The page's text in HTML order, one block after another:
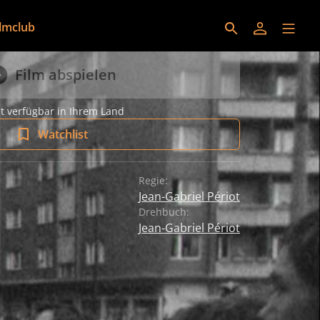
Film abspielen
verfügbar in Ihrem Land
Watchlist
Regie:
Jean-Gabriel Périot
Drehbuch:
Jean-Gabriel Périot